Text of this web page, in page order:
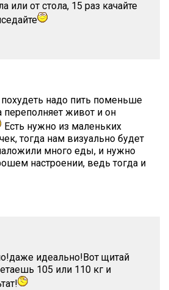
или от стола, 15 раз качайте
надо пить поменьше
переполняет живот и он
Есть нужно из маленьких
тогда нам визуально будет
много еды, и нужно
настроении, ведь тогда и
идеально!Вот щитай
105 или 110 кг и